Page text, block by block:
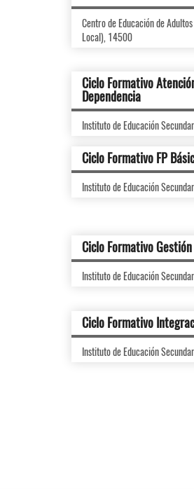
Centro de Educación de
Local), 14500
Ciclo Formativo
Dependencia
Instituto de Educación
Ciclo Formativo FP
Instituto de Educación
Ciclo Formativo
Instituto de Educación
Ciclo Formativo
Instituto de Educación